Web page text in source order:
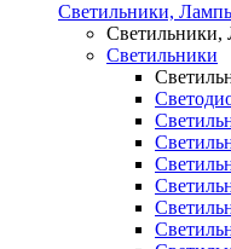
Светильники,
Светильники,
Светильники